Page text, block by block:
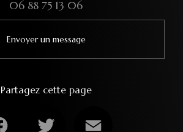
06 88 75 13 06
Envoyer un message
Partagez cette page